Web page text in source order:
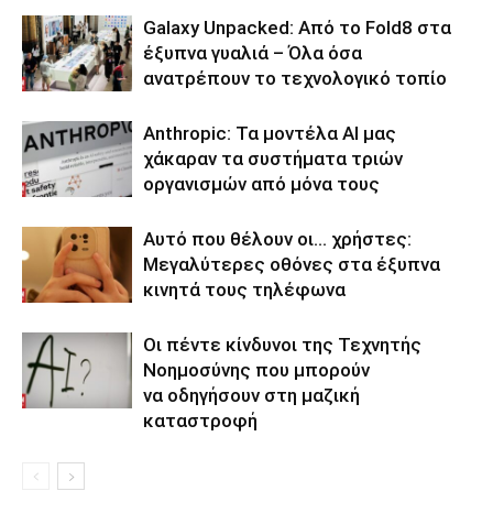
Galaxy Unpacked: Από το Fold8 στα
έξυπνα γυαλιά – Όλα όσα
ανατρέπουν το τεχνολογικό τοπίο
Anthropic: Τα μοντέλα AI μας
χάκαραν τα συστήματα τριών
οργανισμών από μόνα τους
Αυτό που θέλουν οι… χρήστες:
Μεγαλύτερες οθόνες στα έξυπνα
κινητά τους τηλέφωνα
Οι πέντε κίνδυνοι της Τεχνητής
Νοημοσύνης που μπορούν
να οδηγήσουν στη μαζική
καταστροφή